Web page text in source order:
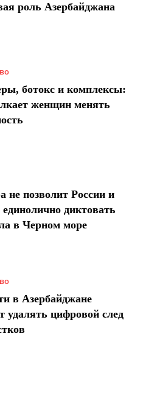
роль Азербайджана
ботокс и комплексы:
женщин менять
не позволит России и
диктовать
в Черном море
в Азербайджане
удалять цифровой след